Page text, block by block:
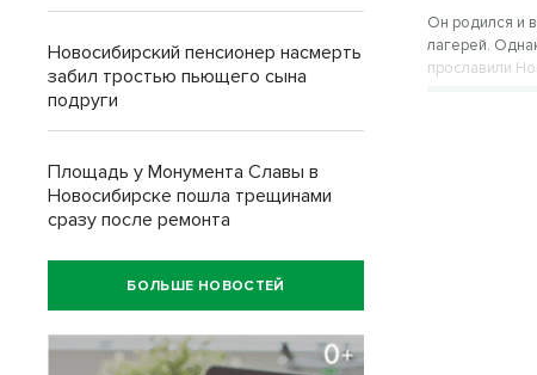
Он родился и
лагерей.
прославили
рождения
Новосибирский пенсионер насмерть
забил тростью пьющего сына
подруги
Площадь у Монумента Славы в
Новосибирске пошла трещинами
сразу после ремонта
БОЛЬШЕ НОВОСТЕЙ